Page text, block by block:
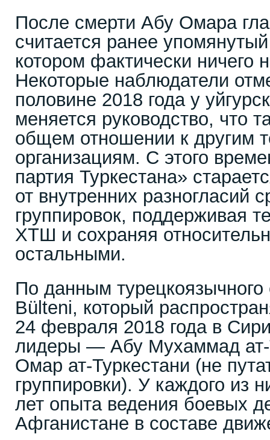
После смерти Абу Омара
считается ранее
котором фактически ничего
Некоторые наблюдатели
половине 2018 года у
меняется руководство, что
общем отношении к другим
организациям. С этого
партия Туркестана»
от внутренних разногласий
группировок, поддерживая
ХТШ и сохраняя
остальными.
По данным
Bülteni, который
24 февраля 2018 года в
лидеры — Абу Мухаммад ат-
Омар ат-Туркестани (не
группировки). У каждого из
лет опыта ведения боевых
Афганистане в составе